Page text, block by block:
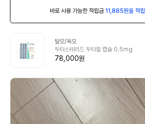
바로 사용 가능한 적립금 11,885원을 적립
탈모/육모
두타스테리드 두타힐 캡슐 0.5mg
78,000원